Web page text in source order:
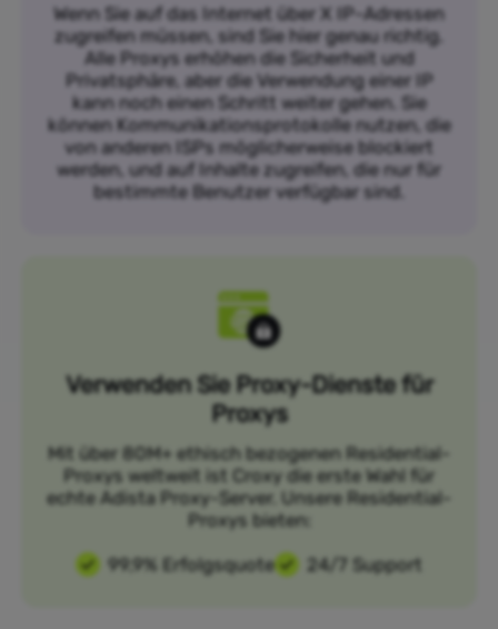
Wenn Sie auf das Internet über X IP-Adressen
zugreifen müssen, sind Sie hier genau richtig.
Alle Proxys erhöhen die Sicherheit und
Privatsphäre, aber die Verwendung einer IP
kann noch einen Schritt weiter gehen. Sie
können Kommunikationsprotokolle nutzen, die
von anderen ISPs möglicherweise blockiert
werden, und auf Inhalte zugreifen, die nur für
bestimmte Benutzer verfügbar sind.
Verwenden Sie Proxy-Dienste für
Proxys
Mit über 80M+ ethisch bezogenen Residential-
Proxys weltweit ist Croxy die erste Wahl für
echte Adista Proxy-Server. Unsere Residential-
Proxys bieten:
99,9% Erfolgsquote
24/7 Support